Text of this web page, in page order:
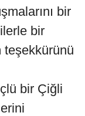
bir
bir
teşekkürünü
bir Çiğli